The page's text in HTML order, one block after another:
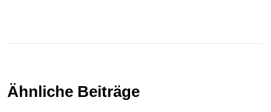
Ähnliche Beiträge